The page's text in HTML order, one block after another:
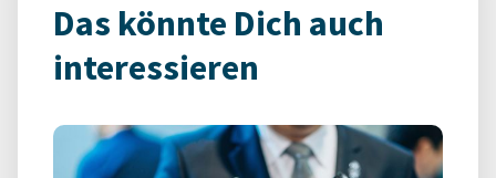
Das könnte Dich auch
interessieren